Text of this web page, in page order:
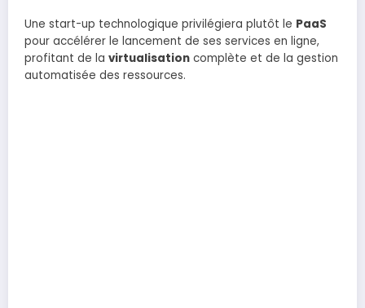
Une start-up technologique privilégiera plutôt le PaaS
pour accélérer le lancement de ses services en ligne,
profitant de la virtualisation complète et de la gestion
automatisée des ressources.